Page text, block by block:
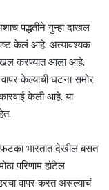
पद्धतीने गुन्हा दाखल
केलं आहे. अत्यावश्यक
करण्यात आला आहे.
केल्याची घटना समोर
केली आहे. या
भारतात देखील बसत
परिणाम हॉटेल
वापर करत असल्याचं